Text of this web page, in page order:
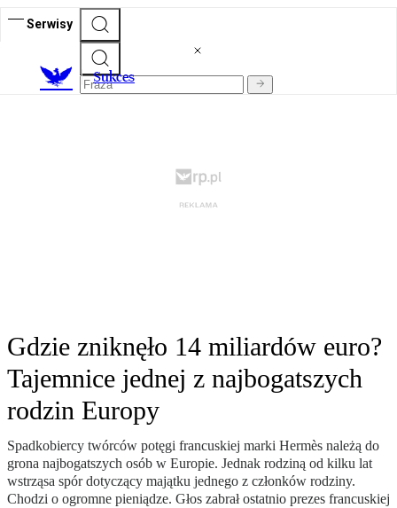
Serwisy
Sukces
Gdzie zniknęło 14 miliardów euro?
Tajemnice jednej z najbogatszych
rodzin Europy
Spadkobiercy twórców potęgi francuskiej marki Hermès należą do
grona najbogatszych osób w Europie. Jednak rodziną od kilku lat
wstrząsa spór dotyczący majątku jednego z członków rodziny.
Chodzi o ogromne pieniądze. Głos zabrał ostatnio prezes francuskiej